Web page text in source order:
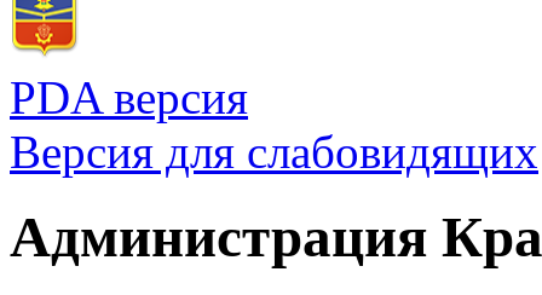
PDA версия
Версия для слабовидящих
Администрация